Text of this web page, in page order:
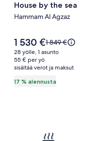
House
by
sea
kuvagalleria
House by the sea
Hammam Al Agzaz
17 % alennusta
Hinta
on
1 530 €
1 530 €Hinta
oli
katso
perushinnasta.
1 849 €
28 yölle, 1 asunto
55 € per yö
sisältää verot ja maksut